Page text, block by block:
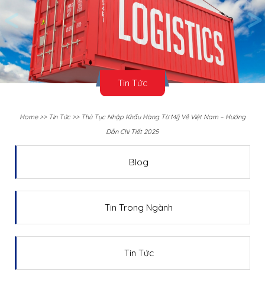
< >
Tin Tức
Home>> Tin Tức>> Thủ Tục Nhập Khẩu Hàng Từ Mỹ Về Việt Nam – Hướng
Dẫn Chi Tiết 2025
Blog
Tin Trong Ngành
Tin Tức